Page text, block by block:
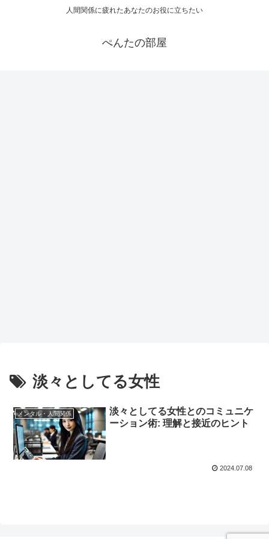
人間関係に疲れたあなたのお役に立ちたい
ぺんたの部屋
淡々としてる女性
メンタル・人間関係
淡々としてる女性とのコミュニケ
ーション術: 理解と接近のヒント
2024.07.08